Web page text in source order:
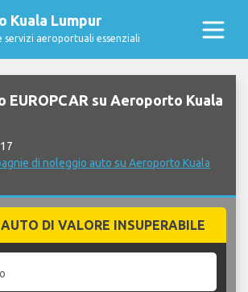
Kuala Lumpur
servizi aeroportuali essenziali
EUROPCAR su Aeroporto Kuala
di noleggio auto su Aeroporto Kuala
DI VALORE INSUPERABILE